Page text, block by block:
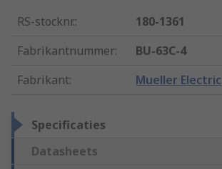
RS-stocknr.:
180-1361
Fabrikantnummer:
BU-63C-4
Fabrikant: Mueller Electric
Specificaties
Datasheets